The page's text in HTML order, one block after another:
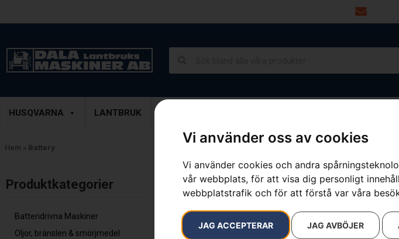
Vi använder oss av cookies
Vi använder cookies och andra
vår webbplats, för att visa dig personligt
webbplatstrafik och för att förstå var våra
JAG ACCEPTERAR JAG AVBÖJER
HUSQVARNA LANTBRUK
Hem » Battery
Produktkategorier​
Batteridrivna Maskiner
Oljor, bränslen & smörjmedel
Inga resultat.